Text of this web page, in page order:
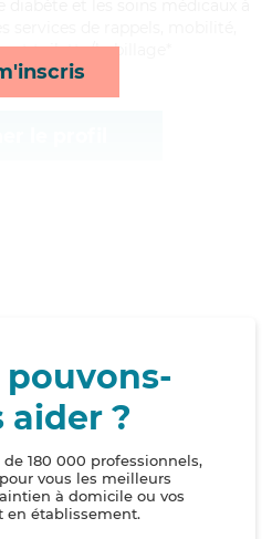
et toilette/habillage*
aider ?
180 000 professionnels,
vous les meilleurs
à domicile ou vos
en établissement.